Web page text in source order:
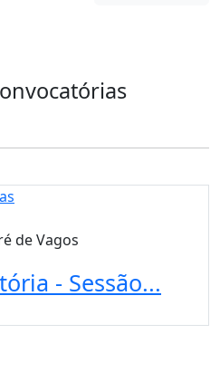
de Vagos
- Sessão...